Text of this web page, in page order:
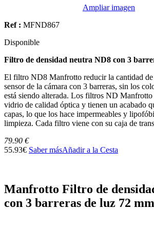
Ampliar imagen
Ref : MFND867
Disponible
Filtro de densidad neutra ND8 con 3
El filtro ND8 Manfrotto reducir la cantidad de
sensor de la cámara con 3 barreras, sin los
está siendo alterada. Los filtros ND Manfrotto
vidrio de calidad óptica y tienen un acabado
capas, lo que los hace impermeables y
limpieza. Cada filtro viene con su caja de
79.90 €
55.93€ Saber másAñadir a la Cesta
Manfrotto Filtro de
con 3 barreras de luz 72 mm